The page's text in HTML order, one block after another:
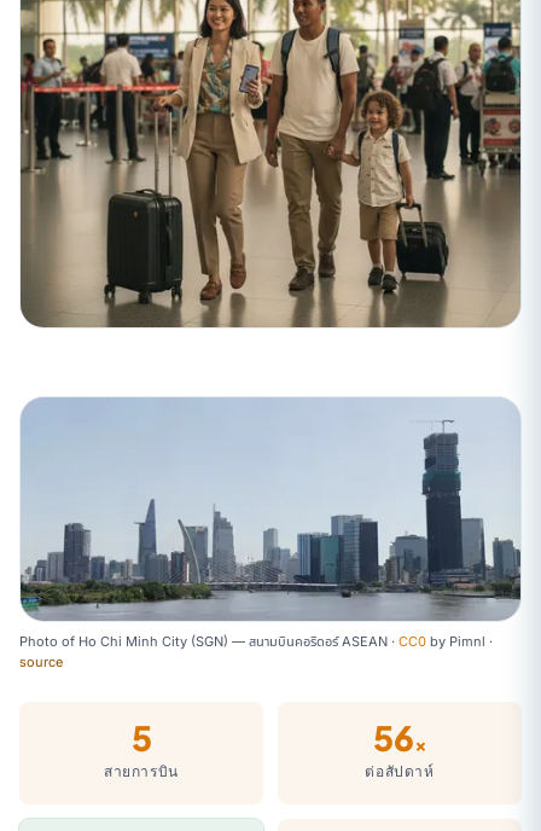
Photo of Ho Chi Minh City (SGN) — สนามบินคอริดอร์ ASEAN · CC0 by Pimnl ·
source
5
สายการบิน
56×
ต่อสัปดาห์